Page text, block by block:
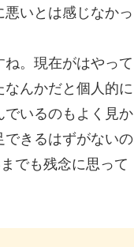
いとは感じなかっ
。現在がはやって
んかだと個人的に
でいるのもよく見か
できるはずがないの
でも残念に思って